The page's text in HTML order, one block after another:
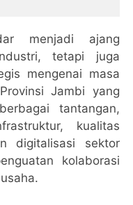
menjadi ajang
tetapi juga
mengenai masa
Jambi yang
tantangan,
kualitas
digitalisasi sektor
kolaborasi